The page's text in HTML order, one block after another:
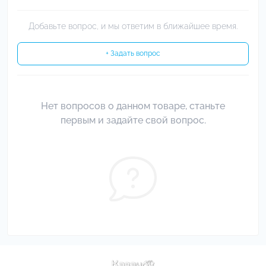
Добавьте вопрос, и мы ответим в ближайшее время.
+ Задать вопрос
Нет вопросов о данном товаре, станьте
первым и задайте свой вопрос.